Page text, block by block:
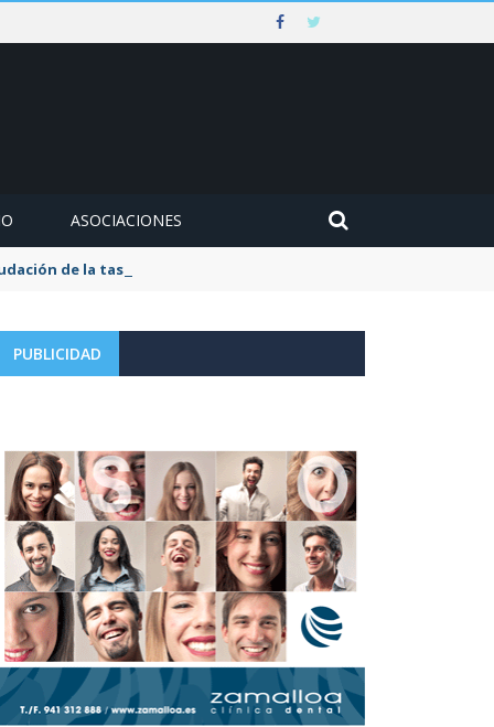
ASOCIACIONES
de la tasa de aguas y basuras
PUBLICIDAD